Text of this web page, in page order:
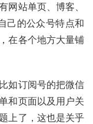
网站单页、博客、
己的公众号特点和
在各个地方大量铺
如订阅号的把微信
和页面以及用户关
上了，这也是关乎